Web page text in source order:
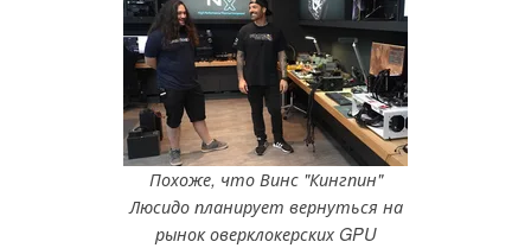
Похоже, что Винс "Кингпин"
Люсидо планирует вернуться на
рынок оверклокерских GPU